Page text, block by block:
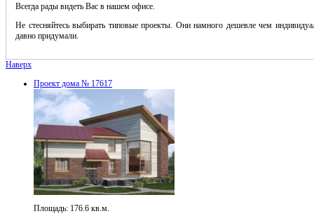
Всегда рады видеть Вас в нашем офисе.
Не стесняйтесь выбирать типовые проекты. Они намного дешевле чем
давно придумали.
Наверх
Проект дома № 17617
Площадь: 176.6 кв.м.